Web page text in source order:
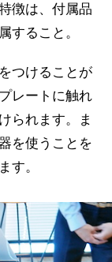
徴は、付属品
すること。
つけることが
レートに触れ
られます。ま
を使うことを
す。